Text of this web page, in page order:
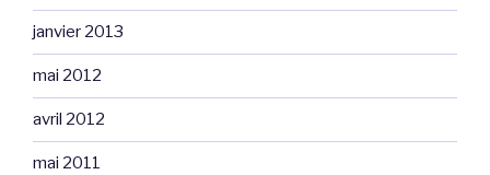
janvier 2013
mai 2012
avril 2012
mai 2011